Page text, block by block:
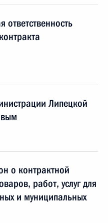
ответственность
Липецкой
о контрактной
работ, услуг для
и муниципальных